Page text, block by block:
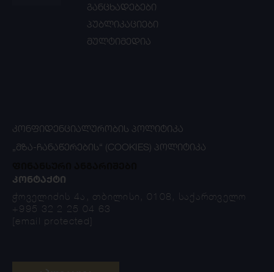
განცხადებები
პუბლიკაციები
მულტიმედია
ᲙᲝᲜᲤᲘᲓᲔᲜᲪᲘᲐᲚᲣᲠᲝᲑᲘᲡ ᲞᲝᲚᲘᲢᲘᲙᲐ
„ᲛᲖᲐ-ᲩᲐᲜᲐᲬᲔᲠᲔᲑᲘᲡ“ (COOKIES) ᲞᲝᲚᲘᲢᲘᲙᲐ
ᲙᲝᲜᲢᲐᲥᲢᲘ
ჭოველიძის 4ა, თბილისი, 0108, საქართველო
+995 32 2 25 04 63
[email protected]